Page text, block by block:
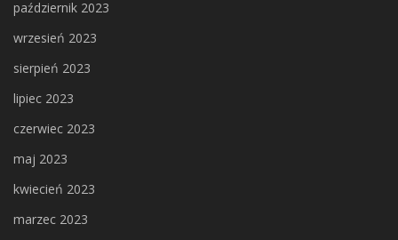
październik 2023
wrzesień 2023
sierpień 2023
lipiec 2023
czerwiec 2023
maj 2023
kwiecień 2023
marzec 2023